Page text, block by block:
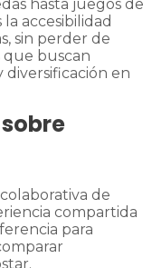
hasta juegos de
accesibilidad
sin perder de
que buscan
diversificación en
de
compartida
para